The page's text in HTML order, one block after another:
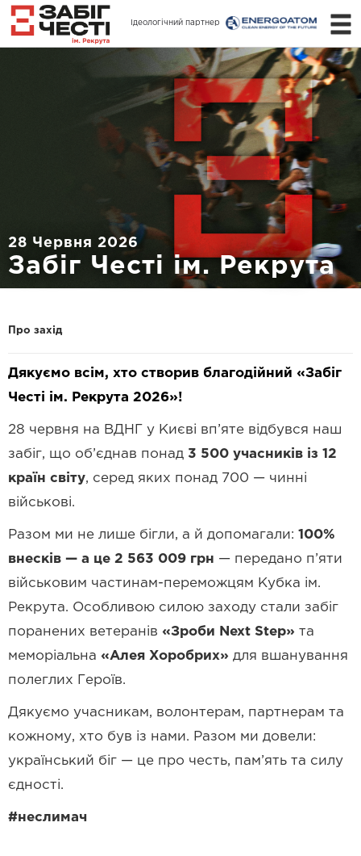
Ідеологічний партнер
28 Червня 2026
Забіг Честі ім. Рекрута
Про захід
Дякуємо всім, хто створив благодійний «Забіг
Честі ім. Рекрута 2026»!
28 червня на ВДНГ у Києві вп’яте відбувся наш
забіг, що об’єднав понад 3 500 учасників із 12
країн світу, серед яких понад 700 — чинні
військові.
Разом ми не лише бігли, а й допомагали: 100%
внесків — а це 2 563 009 грн — передано п’яти
військовим частинам-переможцям Кубка ім.
Рекрута. Особливою силою заходу стали забіг
поранених ветеранів «Зроби Next Step» та
меморіальна «Алея Хоробрих» для вшанування
полеглих Героїв.
Дякуємо учасникам, волонтерам, партнерам та
кожному, хто був із нами. Разом ми довели:
український біг — це про честь, пам’ять та силу
єдності.
#неслимач